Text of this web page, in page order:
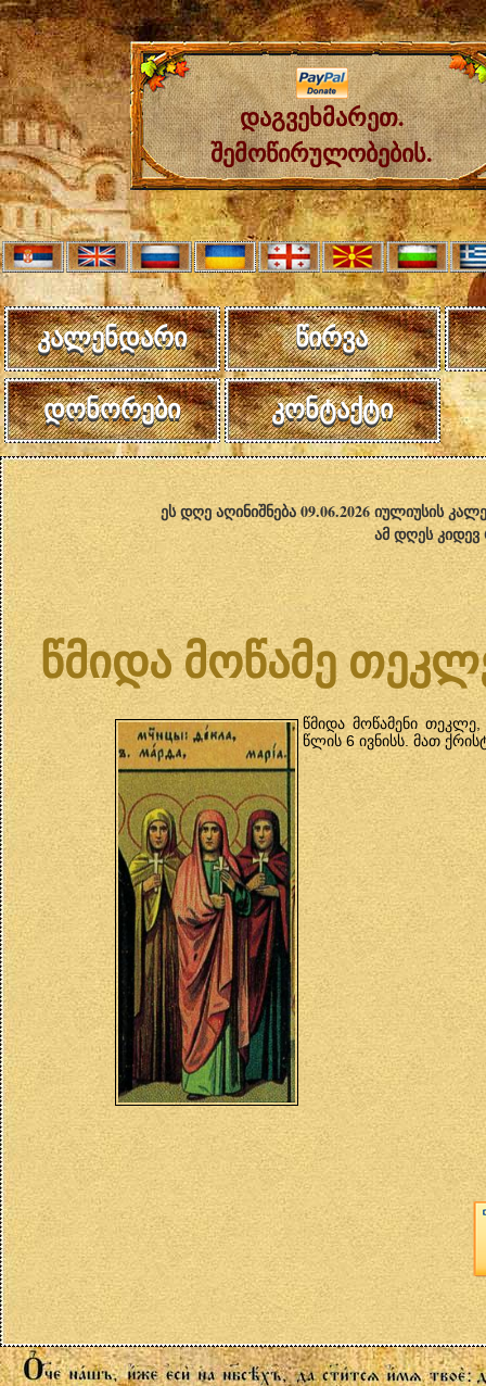
დაგვეხმარეთ.
შემოწირულობების.
კალენდარი წირვა
დონორები კონტაქტი
ეს დღე აღინიშნება 09.06.2026 იულიუსის
ამ დღეს
წმიდა მოწამე
წმიდა მოწამენი
წლის 6 ივნისს. მათ